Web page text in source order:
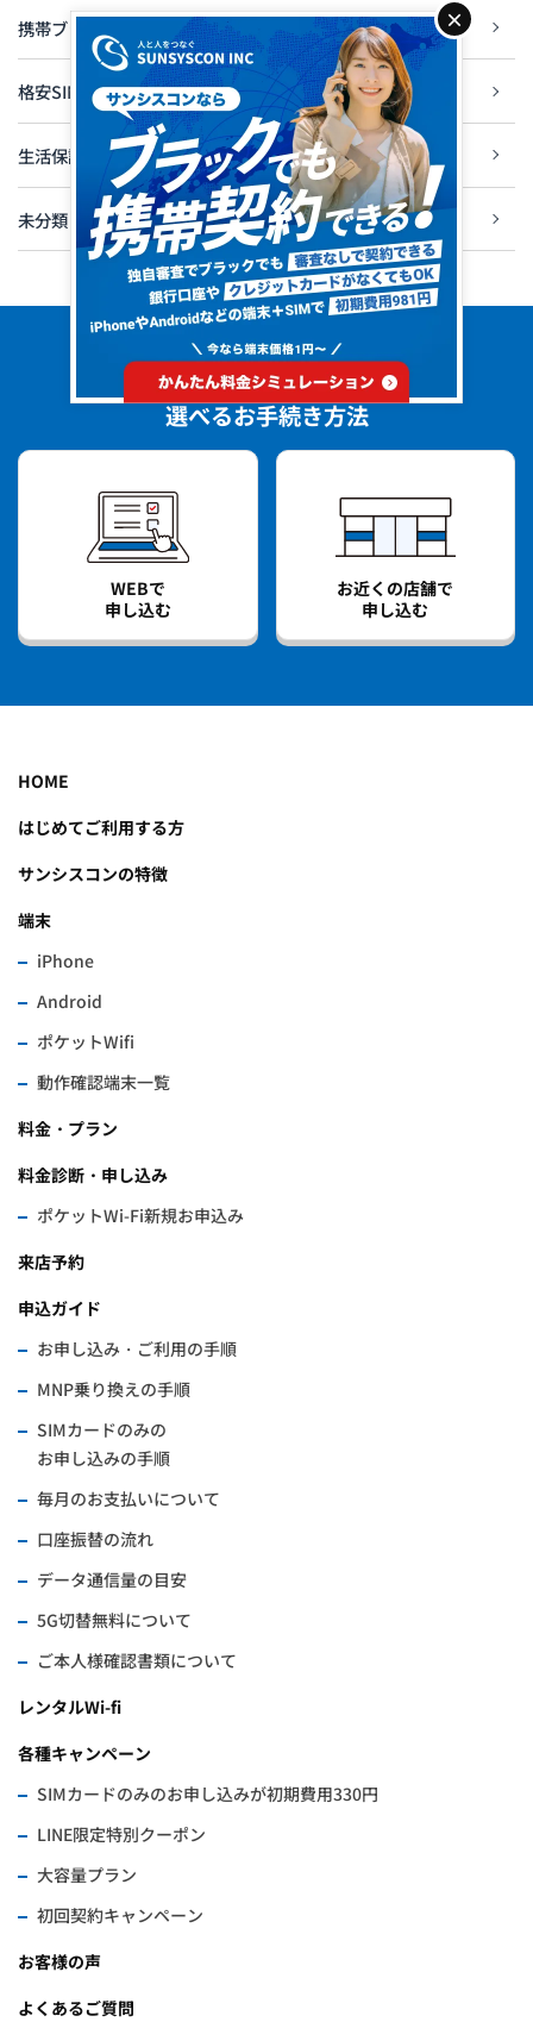
携帯ブラックリスト
格安SIM
生活保護
未分類
はじめての方でも安心
選べるお手続き方法
WEBで
申し込む
お近くの店舗で
申し込む
HOME
はじめてご利用する方
サンシスコンの特徴
端末
iPhone
Android
ポケットWifi
動作確認端末一覧
料金・プラン
料金診断・申し込み
ポケットWi-Fi新規お申込み
来店予約
申込ガイド
お申し込み・ご利用の手順
MNP乗り換えの手順
SIMカードのみの
お申し込みの手順
毎月のお支払いについて
口座振替の流れ
データ通信量の目安
5G切替無料について
ご本人様確認書類について
レンタルWi-fi
各種キャンペーン
SIMカードのみのお申し込みが初期費用330円
LINE限定特別クーポン
大容量プラン
初回契約キャンペーン
お客様の声
よくあるご質問
×